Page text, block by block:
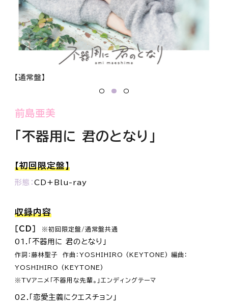
BOOKS
【通常盤】
前島亜美
「不器用に 君のとなり」
【初回限定盤】
形態 CD+Blu-ray
収録内容
［CD］ ※初回限定盤/通常盤共通
01.「不器用に 君のとなり」
作詞：藤林聖子 作曲：YOSHIHIRO (KEYTONE) 編曲：
YOSHIHIRO (KEYTONE)
※TVアニメ「不器用な先輩。」エンディングテーマ
02.「恋愛主義にクエスチョン」